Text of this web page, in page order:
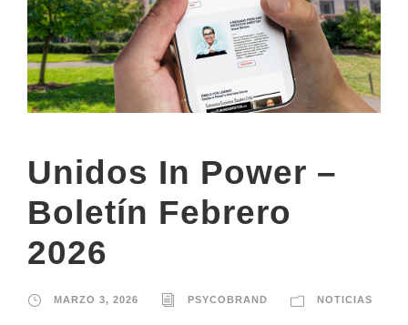
Unidos In Power –
Boletín Febrero
2026
MARZO 3, 2026 PSYCOBRAND NOTICIAS